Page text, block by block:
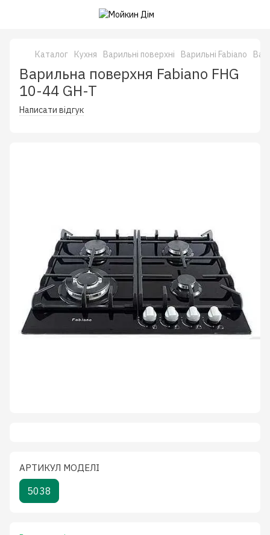
Каталог Кухня Варильні поверхні Варильні Fabiano
Варильна поверхня Fabiano FHG
10-44 GH-T
Написати відгук
АРТИКУЛ МОДЕЛІ
5038